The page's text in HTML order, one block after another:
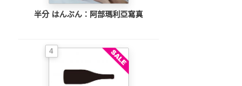
半分 はんぶん：阿部瑪利亞寫真
4